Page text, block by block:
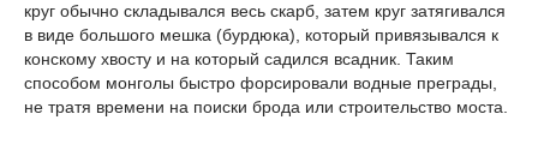
круг обычно складывался весь скарб, затем круг затягивался
в виде большого мешка (бурдюка), который привязывался к
конскому хвосту и на который садился всадник. Таким
способом монголы быстро форсировали водные преграды,
не тратя времени на поиски брода или строительство моста.